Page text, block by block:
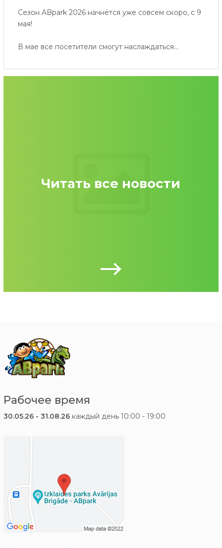
Сезон ABpark 2026 начнётся уже совсем скоро, с 9
мая!
В мае все посетители смогут наслаждаться
школьные группы приглашаем записываться на
Читать все новости
Рабочее время
30.05.26 - 31.08.26 каждый день 10:00 - 19:00